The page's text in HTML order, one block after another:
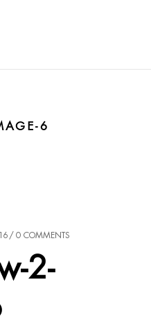
6
0 COMMENTS
2-